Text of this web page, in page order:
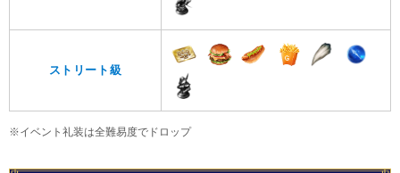
ストリート級
※イベント礼装は全難易度でドロップ